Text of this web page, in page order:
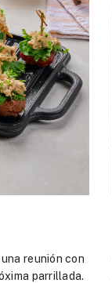
reunión con
parrillada.